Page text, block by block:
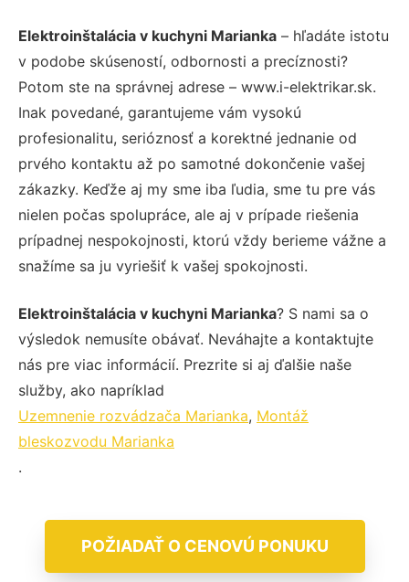
Elektroinštalácia v kuchyni Marianka – hľadáte istotu
v podobe skúseností, odbornosti a precíznosti?
Potom ste na správnej adrese – www.i-elektrikar.sk.
Inak povedané, garantujeme vám vysokú
profesionalitu, serióznosť a korektné jednanie od
prvého kontaktu až po samotné dokončenie vašej
zákazky. Keďže aj my sme iba ľudia, sme tu pre vás
nielen počas spolupráce, ale aj v prípade riešenia
prípadnej nespokojnosti, ktorú vždy berieme vážne a
snažíme sa ju vyriešiť k vašej spokojnosti.
Elektroinštalácia v kuchyni Marianka? S nami sa o
výsledok nemusíte obávať. Neváhajte a kontaktujte
nás pre viac informácií. Prezrite si aj ďalšie naše
služby, ako napríklad
Uzemnenie rozvádzača Marianka, Montáž
bleskozvodu Marianka
.
POŽIADAŤ O CENOVÚ PONUKU